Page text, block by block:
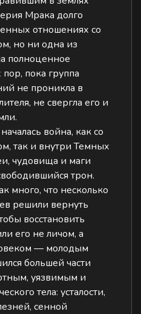
Мрака долго
отношениях со
но ни одна из
полноценное
пока группа
не проникла в
не свергла его и
война, как со
так и внутри Темных
чудовища и маги
трон.
много, что несколько
решили вернуть
восстановить
его не личом, а
— молодым
большей части
уязвимым и
тела: усталости,
сенной